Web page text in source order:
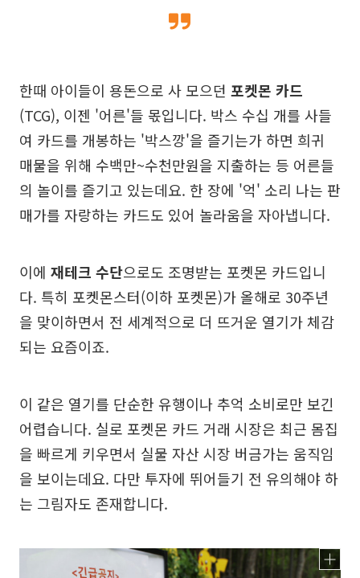
한때 아이들이 용돈으로 사 모으던 포켓몬 카드
(TCG), 이젠 '어른'들 몫입니다. 박스 수십 개를 사들
여 카드를 개봉하는 '박스깡'을 즐기는가 하면 희귀
매물을 위해 수백만~수천만원을 지출하는 등 어른들
의 놀이를 즐기고 있는데요. 한 장에 '억' 소리 나는 판
매가를 자랑하는 카드도 있어 놀라움을 자아냅니다.
이에 재테크 수단으로도 조명받는 포켓몬 카드입니
다. 특히 포켓몬스터(이하 포켓몬)가 올해로 30주년
을 맞이하면서 전 세계적으로 더 뜨거운 열기가 체감
되는 요즘이죠.
이 같은 열기를 단순한 유행이나 추억 소비로만 보긴
어렵습니다. 실로 포켓몬 카드 거래 시장은 최근 몸집
을 빠르게 키우면서 실물 자산 시장 버금가는 움직임
을 보이는데요. 다만 투자에 뛰어들기 전 유의해야 하
는 그림자도 존재합니다.